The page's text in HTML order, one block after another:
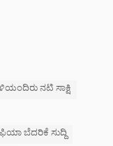
ನಟಿ ಸಾಕ್ಷಿ
ಬೆದರಿಕೆ ಸುದ್ದಿ